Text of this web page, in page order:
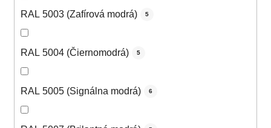
RAL 5003 (Zafírová modrá) 5
RAL 5004 (Čiernomodrá) 5
RAL 5005 (Signálna modrá) 6